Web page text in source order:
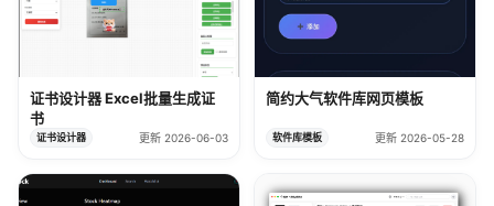
证书设计器 Excel批量生成证
书
证书设计器 更新 2026-06-03
简约大气软件库网页模板
软件库模板 更新 2026-05-28